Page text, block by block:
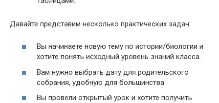
Давайте представим несколько практических задач:
Вы начинаете новую тему по истории/биологии и
хотите понять исходный уровень знаний класса.
Вам нужно выбрать дату для родительского
собрания, удобную для большинства.
Вы провели открытый урок и хотите получить